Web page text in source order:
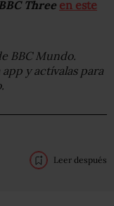
Three en este
BBC Mundo.
y actívalas para
Leer después